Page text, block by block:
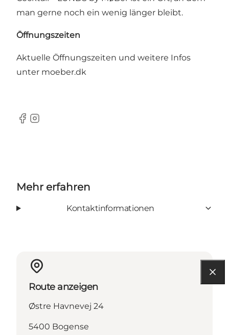
man gerne noch ein wenig länger bleibt.
Öffnungszeiten
Aktuelle Öffnungszeiten und weitere Infos
unter moeber.dk
Facebook
Instagram
Mehr erfahren
Kontaktinformationen
Route anzeigen
Østre Havnevej 24
5400 Bogense